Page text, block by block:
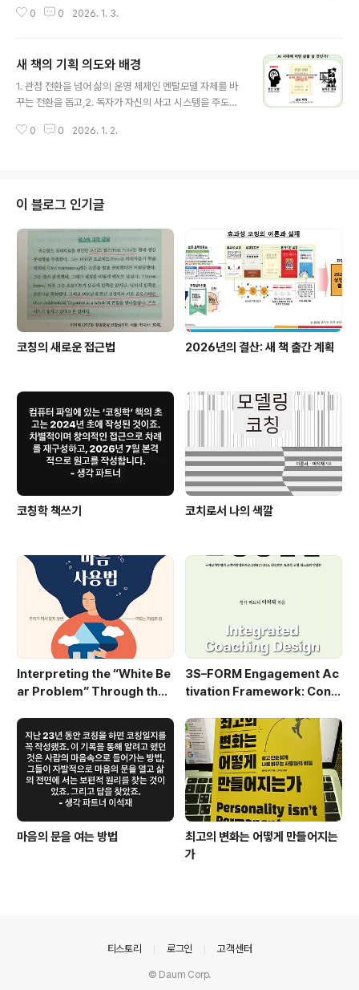
책을 출간합니다. 지금까지 출간한 생각 파트너의 책을 통
방법론의 핵심 논리와 코칭 기술을 모두 뇌의 작동 원리와
연결해서 설명할 수 있습니다. AI 시대에 삶의 주체로서 주
도적인 삶을 구상하고 원하는 결과를 이루는 과정에서 AI
0 0 2026. 1. 3.
새 책의 기획 의도와 배경
1. 관점 전환을 넘어 삶의 운영 체제인 멘탈모델 자체를 바
꾸는 전환을 돕고,2. 독자가 자신의 사고 시스템을 주도적
효과성 코칭 방법론을 연계하여 누구나 신뢰하고 활용할
0 0 2026. 1. 2.
이 블로그 인기글
코칭의 새로운 접근법 2026년의 결산: 새 책 출간 계획
코칭학 책쓰기 코치로서 나의 색깔
Interpreting the “White Be
ar Problem” Through the
3S–FORM Engagement Ac
tivation Framework: Conv
ent into Executional Effect
iveness
마음의 문을 여는 방법
최고의 변화는 어떻게 만들어지는
가
티스토리 로그인 고객센터
© Daum Corp.